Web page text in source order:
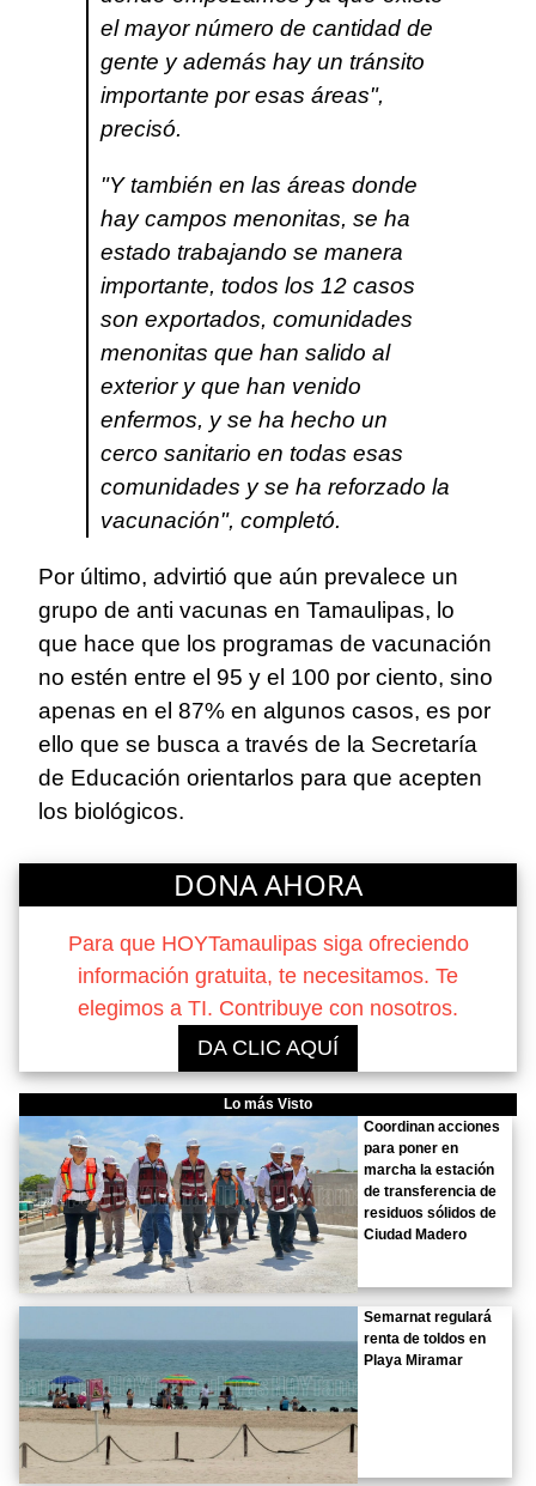
el mayor número de cantidad de
gente y además hay un tránsito
importante por esas áreas",
precisó.
"Y también en las áreas donde
hay campos menonitas, se ha
estado trabajando se manera
importante, todos los 12 casos
son exportados, comunidades
menonitas que han salido al
exterior y que han venido
enfermos, y se ha hecho un
cerco sanitario en todas esas
comunidades y se ha reforzado la
vacunación", completó.
Por último, advirtió que aún prevalece un
grupo de anti vacunas en Tamaulipas, lo
que hace que los programas de vacunación
no estén entre el 95 y el 100 por ciento, sino
apenas en el 87% en algunos casos, es por
ello que se busca a través de la Secretaría
de Educación orientarlos para que acepten
los biológicos.
DONA AHORA
Para que HOYTamaulipas siga ofreciendo
información gratuita, te necesitamos. Te
elegimos a TI. Contribuye con nosotros.
DA CLIC AQUÍ
Lo más Visto
Coordinan acciones
para poner en
marcha la estación
de transferencia de
residuos sólidos de
Ciudad Madero
Semarnat regulará
renta de toldos en
Playa Miramar